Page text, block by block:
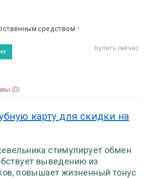
средством !
(0)
карту для скидки на
стимулирует обмен
выведению из
повышает жизненный тонус